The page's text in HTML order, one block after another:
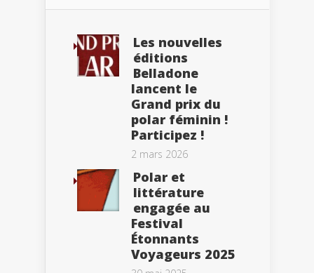
Les nouvelles
éditions
Belladone
lancent le
Grand prix du
polar féminin !
Participez !
2 mars 2026
Polar et
littérature
engagée au
Festival
Étonnants
Voyageurs 2025